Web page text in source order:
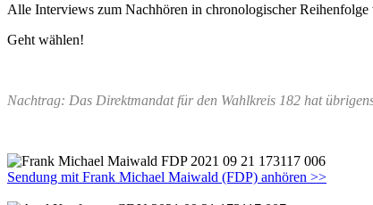
Alle Interviews zum Nachhören in chronologischer Reihenfolge
Geht wählen!
Nachtrag: Das Direktmandat für den Wahlkreis 182 hat
Sendung mit Frank Michael Maiwald (FDP) anhören >>